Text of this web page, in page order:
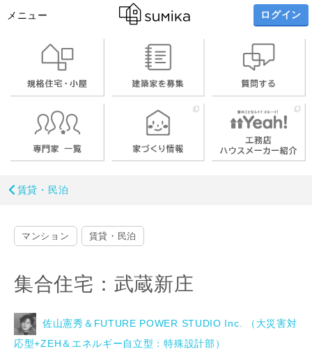
メニュー ログイン
賃貸・民泊
マンション 賃貸・民泊
集合住宅：武蔵新庄
佐山憲秀＆FUTURE POWER STUDIO Inc. （大災害対
応型+ZEH＆エネルギー自立型：特殊設計部）